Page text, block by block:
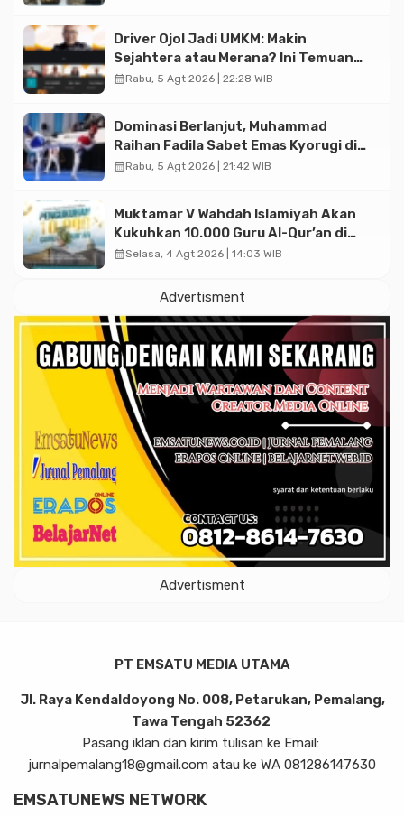
Driver Ojol Jadi UMKM: Makin
Sejahtera atau Merana? Ini Temuan
Diskusi Paramadina
calendar_monthRabu, 5 Agt 2026 | 22:28 WIB
Dominasi Berlanjut, Muhammad
Raihan Fadila Sabet Emas Kyorugi di
Asian Taekwondo Indonesia Open
calendar_monthRabu, 5 Agt 2026 | 21:42 WIB
Muktamar V Wahdah Islamiyah Akan
Kukuhkan 10.000 Guru Al-Qur’an di
Masjid Istiqlal
calendar_monthSelasa, 4 Agt 2026 | 14:03 WIB
Advertisment
Advertisment
PT EMSATU MEDIA UTAMA
Jl. Raya Kendaldoyong No. 008, Petarukan, Pemalang,
Tawa Tengah 52362
Pasang iklan dan kirim tulisan ke Email:
jurnalpemalang18@gmail.com atau ke WA 081286147630
EMSATUNEWS NETWORK